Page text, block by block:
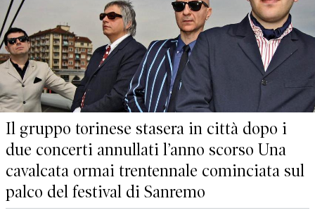
Il gruppo torinese stasera in città dopo i
due concerti annullati l’anno scorso Una
cavalcata ormai trentennale cominciata sul
palco del festival di Sanremo